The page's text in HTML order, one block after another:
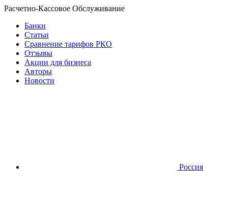
Расчетно-Кассовое Обслуживание
Банки
Статьи
Сравнение тарифов РКО
Отзывы
Акции для бизнеса
Авторы
Новости
Россия